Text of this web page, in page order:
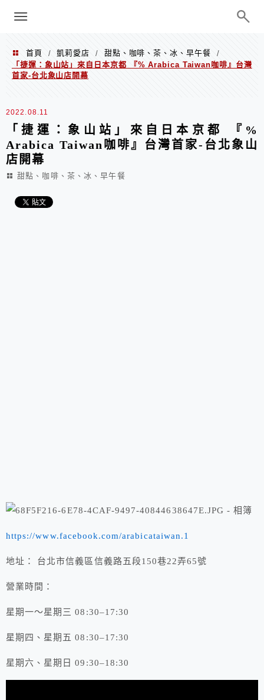
巧、世界走透透
menu
首頁 / 凱莉愛店 / 甜點、咖啡、茶、冰、早午餐
/
「捷運：象山站」來自日本京都 『% Arabica Taiwan咖啡』台灣
首家-台北象山店開幕
2022.08.11
「捷運：象山站」來自日本京都 『%
Arabica Taiwan咖啡』台灣首家-台北象山
店開幕
甜點、咖啡、茶、冰、早午餐
https://www.facebook.com/arabicataiwan.1
地址： 台北市信義區信義路五段150巷22弄65號
營業時間：
星期一～星期三 08:30–17:30
星期四、星期五 08:30–17:30
星期六、星期日 09:30–18:30